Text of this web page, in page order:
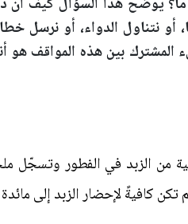
الدواء، أو نرسل
بين هذه المواقف هو
من الزبد في الفطور وتسجّل
كافيةً لإحضار الزبد إلى مائدة